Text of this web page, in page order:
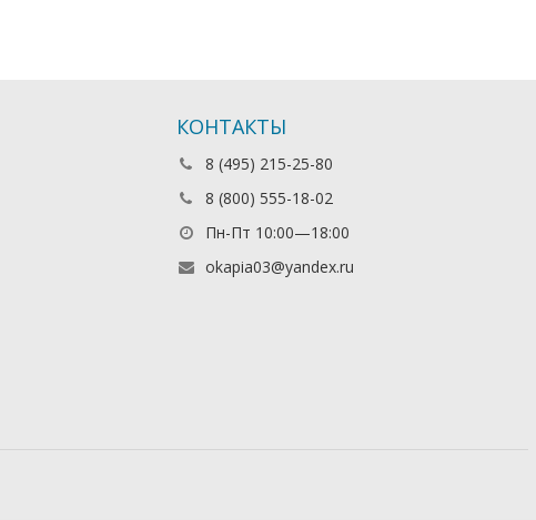
КОНТАКТЫ
8 (495) 215-25-80
8 (800) 555-18-02
Пн-Пт 10:00—18:00
okapia03@yandex.ru